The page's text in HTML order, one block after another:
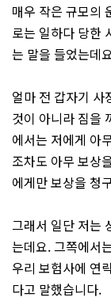
매우 작은 규모의
로는 일하다 당한
는 말을 들었는데
얼마 전 갑자기 사
것이 아니라 짐을
에서는 저에게 아
조차도 아무 보상
에게만 보상을 청
그래서 일단 저는
는데요. 그쪽에서
우리 보험사에 연
다고 말했습니다.